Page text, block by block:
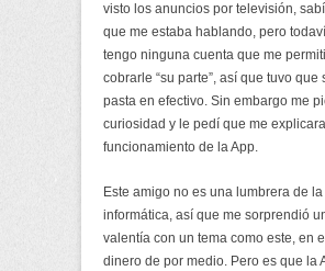
visto los anuncios por televisión,
que me estaba hablando, pero
tengo ninguna cuenta que me
cobrarle “su parte”, así que tuvo que
pasta en efectivo. Sin embargo me
curiosidad y le pedí que me explicara
funcionamiento de la App.
Este amigo no es una lumbrera de la
informática, así que me sorprendió
valentía con un tema como este, en
dinero de por medio. Pero es que la